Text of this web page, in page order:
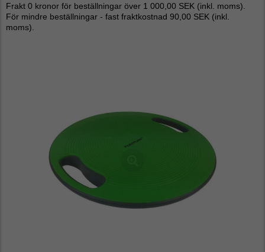
Frakt 0 kronor för beställningar över 1 000,00 SEK (inkl. moms).
För mindre beställningar - fast fraktkostnad 90,00 SEK (inkl.
moms).